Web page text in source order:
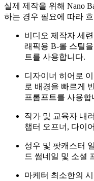
실제 제작을 위해 Nano
하는 경우 필요에 따라
비디오 제작자 세
래픽용 B-롤 스틸
트를 사용합니다.
디자이너 히어로
로 배경을 빠르게
프롬프트를 사용합
작가 및 교육자 내
챕터 오프너, 다이
성우 및 팟캐스터
드 썸네일 및 소셜
마케터 최소한의